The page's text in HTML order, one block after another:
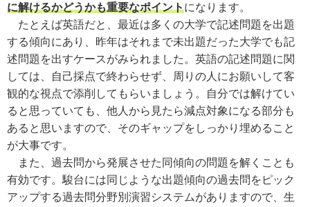
に解けるかどうかも重要なポイントになります。
たとえば英語だと、最近は多くの大学で記述問題を出題
する傾向にあり、昨年はそれまで未出題だった大学でも記
述問題を出すケースがみられました。英語の記述問題に関
しては、自己採点で終わらせず、周りの人にお願いして客
観的な視点で添削してもらいましょう。自分では解けてい
ると思っていても、他人から見たら減点対象になる部分も
あると思いますので、そのギャップをしっかり埋めること
が大事です。
また、過去問から発展させた同傾向の問題を解くことも
有効です。駿台には同じような出題傾向の過去問をピック
アップする過去問分野別演習システムがありますので、生